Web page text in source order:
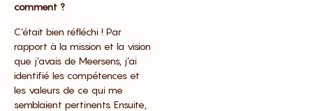
comment ?
C’était bien réfléchi ! Par
rapport à la mission et la vision
que j’avais de Meersens, j’ai
identifié les compétences et
les valeurs de ce qui me
semblaient pertinents. Ensuite,